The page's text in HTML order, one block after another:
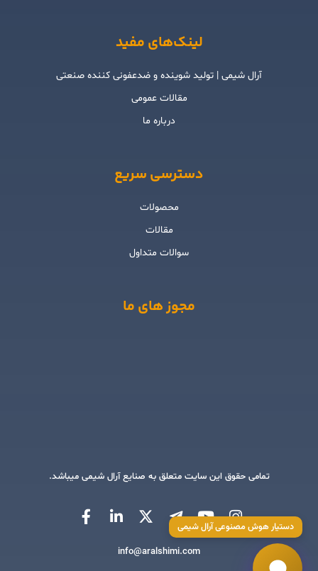
لینک‌های مفید
آرال شیمی | تولید شوینده و ضدعفونی کننده صنعتی
مقالات عمومی
درباره ما
دسترسی سریع
محصولات
مقالات
سوالات متداول
مجوز های ما
تمامی حقوق این سایت متعلق به صنایع آرال شیمی میباشد.
info@aralshimi.com
دستیار هوش مصنوعی آرال شیمی